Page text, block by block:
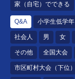
家（自宅）でできる
Q&A 小学生低学年
社会人 男 女
その他 全国大会
市区町村大会（下位）